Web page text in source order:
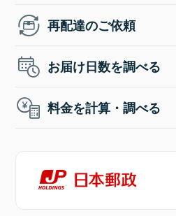
再配達のご依頼
お届け日数を調べる
料金を計算・調べる